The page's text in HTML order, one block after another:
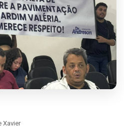
Xavier